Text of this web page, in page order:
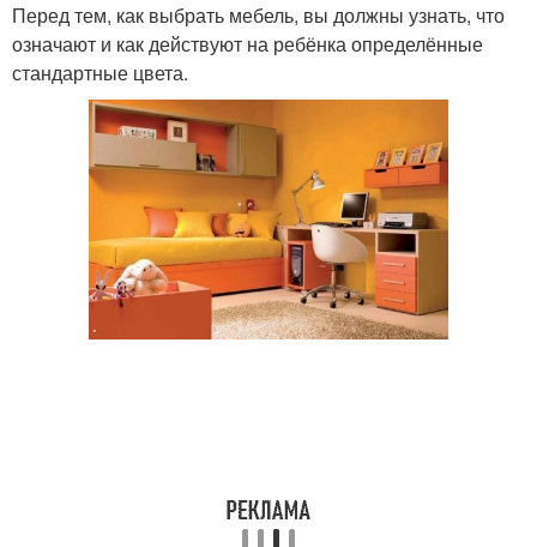
Перед тем, как выбрать мебель, вы должны узнать, что
означают и как действуют на ребёнка определённые
стандартные цвета.